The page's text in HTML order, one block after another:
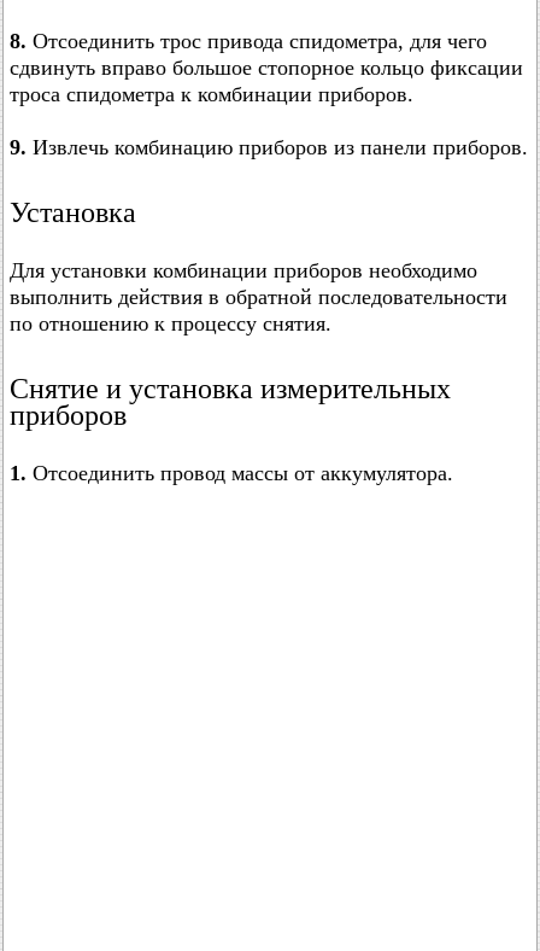
8. Отсоединить трос привода спидометра, для чего
сдвинуть вправо большое стопорное кольцо фиксации
троса спидометра к комбинации приборов.
9. Извлечь комбинацию приборов из панели приборов.
Установка
Для установки комбинации приборов необходимо
выполнить действия в обратной последовательности
по отношению к процессу снятия.
Снятие и установка измерительных
приборов
1. Отсоединить провод массы от аккумулятора.